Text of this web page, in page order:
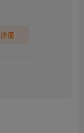
注册